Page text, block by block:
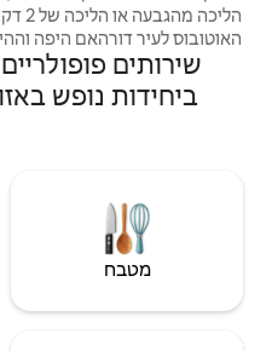
הליכה מהגבעה או הליכה של 2 דקות לתחנות
חניה
הנכס הממוקם
חניה ברחוב
קילומטר אחד
לאורחים שמוצעים
קתדרלת דרהאם
Wi‑Fi